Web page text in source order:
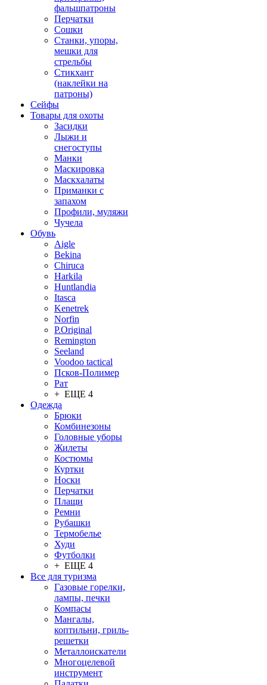
фальшпатроны
Перчатки
Сошки
Станки, упоры,
мешки для
стрельбы
Стикхант
(наклейки на
патроны)
Сейфы
Товары для охоты
Засидки
Лыжи и
снегоступы
Манки
Маскировка
Маскхалаты
Приманки с
запахом
Профили, муляжи
Чучела
Обувь
Aigle
Bekina
Chiruсa
Harkila
Huntlandia
Itasca
Kenetrek
Norfin
P.Original
Remington
Seeland
Voodoo tactical
Псков-Полимер
Рат
+ ЕЩЕ 4
Одежда
Брюки
Комбинезоны
Головные уборы
Жилеты
Костюмы
Куртки
Носки
Перчатки
Плащи
Ремни
Рубашки
Термобелье
Худи
Футболки
+ ЕЩЕ 4
Все для туризма
Газовые горелки,
лампы, печки
Компасы
Мангалы,
коптильни, гриль-
решетки
Металлоискатели
Многоцелевой
инструмент